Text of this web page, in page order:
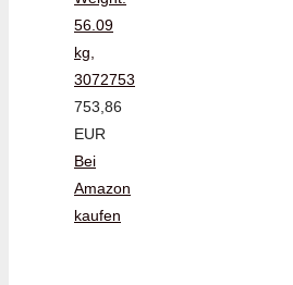
56.09
kg,
3072753
753,86
EUR
Bei
Amazon
kaufen